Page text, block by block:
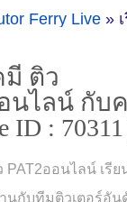
Ferry Live » เรียนเคมี ติว PAT2อ
มี ติว
นไลน์ กับ
ID :
PAT2ออนไลน์ เรีย
นกับทีมติวเตอร์อัน